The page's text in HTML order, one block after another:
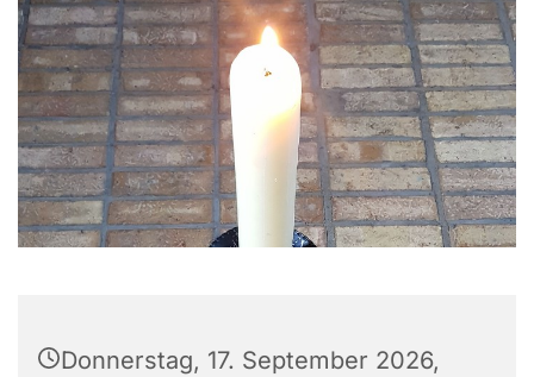
Donnerstag, 17. September 2026,